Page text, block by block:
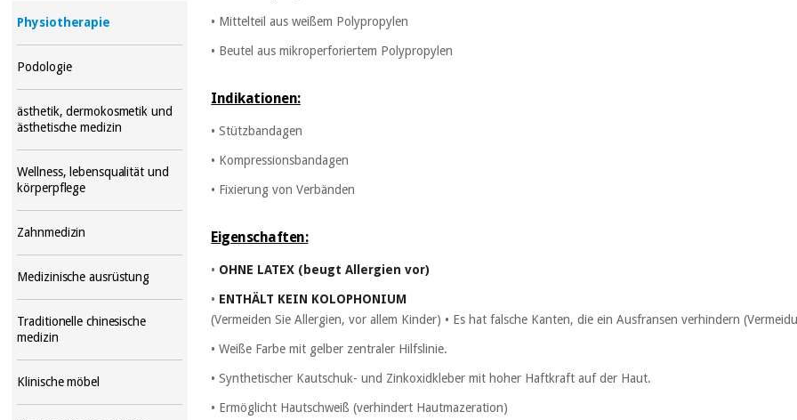
Physiotherapie
Podologie
ästhetik, dermokosmetik und
ästhetische medizin
Wellness, lebensqualität und
körperpflege
Zahnmedizin
Medizinische ausrüstung
Traditionelle chinesische
medizin
Klinische möbel
• Mittelteil aus weißem Polypropylen
• Beutel aus mikroperforiertem Polypropylen
Indikationen:
• Stützbandagen
• Kompressionsbandagen
• Fixierung von Verbänden
Eigenschaften:
• OHNE LATEX (beugt Allergien vor)
• ENTHÄLT KEIN KOLOPHONIUM
(Vermeiden Sie Allergien, vor allem Kinder) • Es hat falsche Kanten, die ein Ausfransen verhindern
• Weiße Farbe mit gelber zentraler Hilfslinie.
• Synthetischer Kautschuk- und Zinkoxidkleber mit hoher Haftkraft auf der Haut.
• Ermöglicht Hautschweiß (verhindert Hautmazeration)